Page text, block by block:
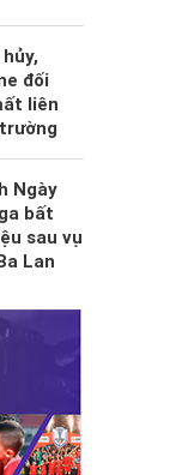
đối
liên
Ngày
bất
sau vụ
Lan